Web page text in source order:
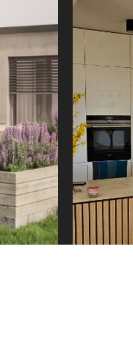
+420 775 996 300